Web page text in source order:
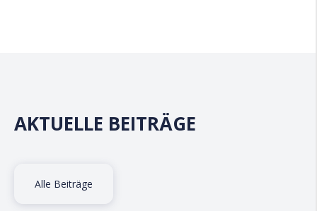
AKTUELLE BEITRÄGE
Alle Beiträge